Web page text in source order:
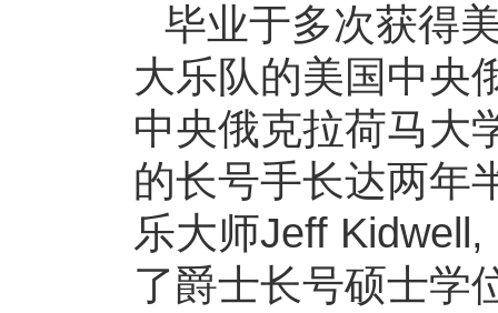
毕业于多次获得
大乐队的美国中央
中央俄克拉荷马大
的长号手长达两年
乐大师Jeff
了爵士长号硕士学